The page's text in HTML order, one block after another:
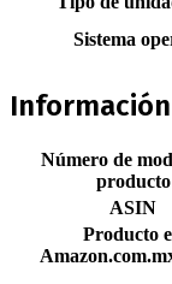
Sistema
Número de
producto
ASIN
Producto